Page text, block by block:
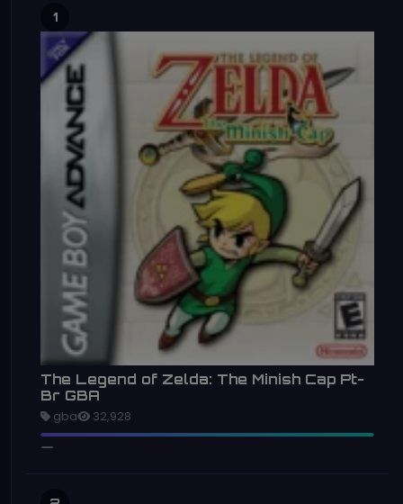
1
The Legend of Zelda: The Minish Cap Pt-
Br GBA
gba 32,928